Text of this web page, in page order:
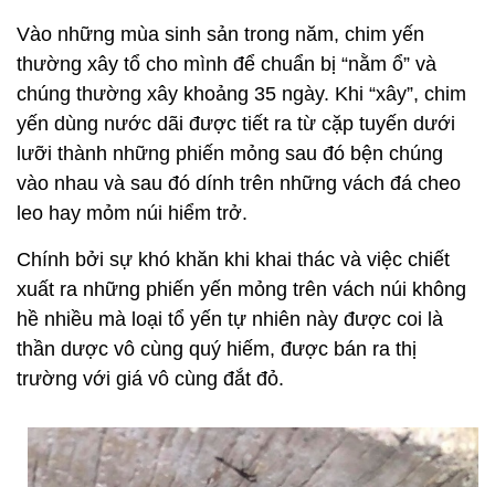
Vào những mùa sinh sản trong năm, chim yến
thường xây tổ cho mình để chuẩn bị “nằm ổ” và
chúng thường xây khoảng 35 ngày. Khi “xây”, chim
yến dùng nước dãi được tiết ra từ cặp tuyến dưới
lưỡi thành những phiến mỏng sau đó bện chúng
vào nhau và sau đó dính trên những vách đá cheo
leo hay mỏm núi hiểm trở.
Chính bởi sự khó khăn khi khai thác và việc chiết
xuất ra những phiến yến mỏng trên vách núi không
hề nhiều mà loại tổ yến tự nhiên này được coi là
thần dược vô cùng quý hiếm, được bán ra thị
trường với giá vô cùng đắt đỏ.